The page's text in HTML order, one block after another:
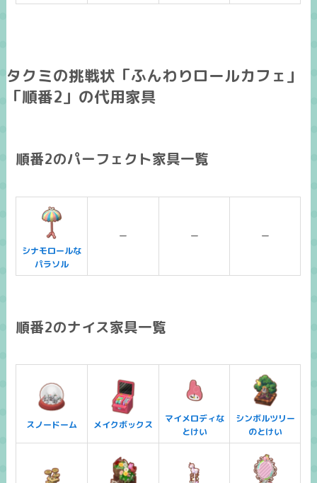
タクミの挑戦状「ふんわりロールカフェ」
「順番2」の代用家具
順番2のパーフェクト家具一覧
シナモロールな
パラソル
ー ー ー
順番2のナイス家具一覧
スノードーム メイクボックス
マイメロディな
とけい
シンボルツリー
のとけい